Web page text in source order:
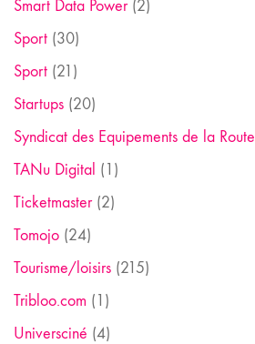
Smart Data Power(2)
Sport (30)
Sport (21)
Startups (20)
Syndicat des Equipements de la Route
TANu Digital (1)
Ticketmaster(2)
Tomojo (24)
Tourisme/loisirs (215)
Tribloo.com (1)
Universciné (4)